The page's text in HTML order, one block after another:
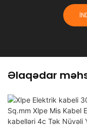
Əlaqədar